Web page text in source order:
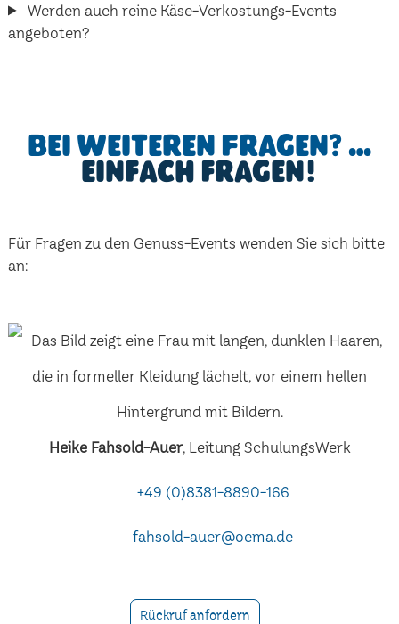
Werden auch reine Käse-Verkostungs-Events
angeboten?
Bei weiteren Fragen? …
einfach fragen!
Für Fragen zu den Genuss-Events wenden Sie sich bitte
an:
Heike Fahsold-Auer, Leitung SchulungsWerk
+49 (0)8381-8890-166
fahsold-auer@oema.de
Rückruf anfordern